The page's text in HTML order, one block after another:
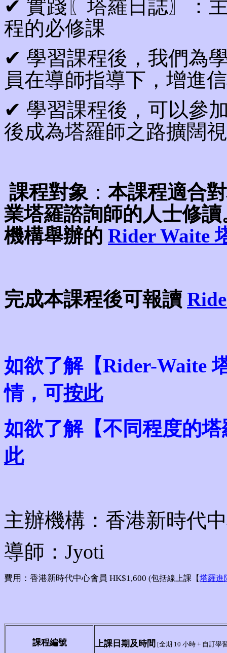
✔ 實踐〖塔羅日誌〗：
程的必修課
✔ 學習課程後，我們為
員在導師指導下，增進
✔ 學習課程後，可以參
後成為塔羅師之路擴闊
課程對象：本課程適合
業塔羅諮詢師的人士修讀
機構舉辦的 Rider Waite
完成本課程後可報讀
如欲了解【Rider-Waite
情，可按此
如欲了解【不同程度的
此
主辦機構：香港新時代
導師：Jyoti
費用：香港新時代中心會員 HK$1,600 (包括線上課【塔羅進
課程編號 上課日期及時間 [全期 10 小時 + 自訂學